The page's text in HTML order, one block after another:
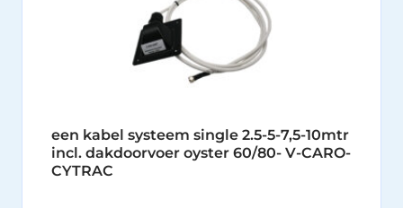
een kabel systeem single 2.5-5-7,5-10mtr
incl. dakdoorvoer oyster 60/80- V-CARO-
CYTRAC